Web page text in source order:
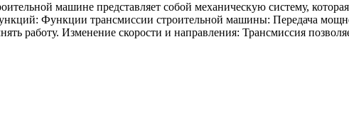
машине представляет собой механическую систему,
Функции трансмиссии строительной машины: Передача
работу. Изменение скорости и направления: Трансмиссия